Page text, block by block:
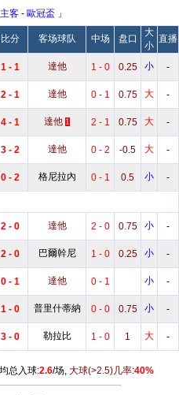
主客- 歐冠盃 」
比分 客场球队 中场 盘口
大
小
直播
1 - 1 達他 1 - 0 0.25 小
-
2 - 1 達他 0 - 1 0.75 大
-
4 - 1 達他 1 2 - 1 0.75 大
-
3 - 2 達他 0 - 2 -0.5 大
-
0 - 2 格尼拉內 0 - 1 0.5 小 -
2 - 0 達他 2 - 0 0.75 小
-
2 - 0 巴爾幹尼 1 - 0 0.25 小
-
0 - 1 達他 0 - 1 小
-
1 - 0 普里什蒂納 0 - 0 0.75 小
-
3 - 0 勒拉比 1 - 0 1 大 -
总入球:2.6/场, 大球(>2.5)几率:40%